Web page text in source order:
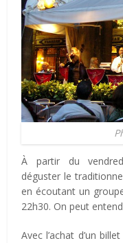
À partir du
déguster le
en écoutant un
22h30. On peut
Avec l’achat d’un